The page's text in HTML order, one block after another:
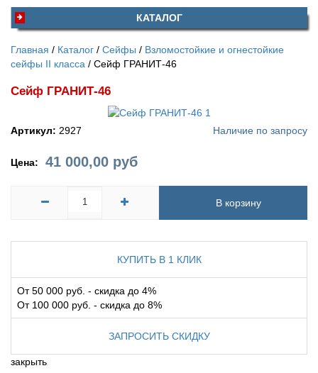
КАТАЛОГ
Главная Каталог Сейфы
Взломостойкие и огнестойкие
сейфы II класса
Сейф ГРАНИТ-46
Сейф ГРАНИТ-46
Артикул: 2927 Наличие по запросу
Цена: 41 000,00 руб
В корзину
КУПИТЬ В 1 КЛИК
От 50 000 руб. - скидка до 4%
От 100 000 руб. - скидка до 8%
ЗАПРОСИТЬ СКИДКУ
закрыть